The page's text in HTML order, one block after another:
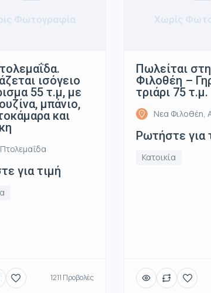
Φωτογραφία
ισόγειο
55 τ.μ, με
μπάνιο,
και
για τιμή
1211 Προβολές
Χωρίς
Πωλείται
Φιλοθέη –
τριάρι 75 τ.μ.
Νεα Φιλοθέη,
Ρωτήστε για
Κατοικία